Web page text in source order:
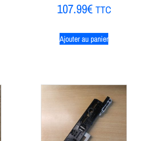
107.99€ TTC
Ajouter au panier